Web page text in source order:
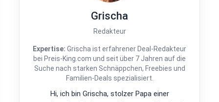
Grischa
Redakteur
Expertise: Grischa ist erfahrener Deal-Redakteur
bei Preis-King.com und seit über 7 Jahren auf die
Suche nach starken Schnäppchen, Freebies und
Familien-Deals spezialisiert.
Hi, ich bin Grischa, stolzer Papa einer